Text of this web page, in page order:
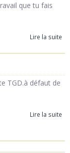
que tu fais
Lire la suite
TGD.à défaut de
Lire la suite